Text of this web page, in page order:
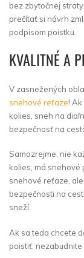
bez zbytočnej
prečítať si návrh
podpisom poistku.
KVALITNÉ A
V zasnežených
snehové reťaze!
kolies, sneh na
bezpečnosť na
Samozrejme, nie
kolies, má snehové
snehové reťaze,
bezpečnosti na
sneží.
Ak sa teda chcete
poistiť, nezabudnite